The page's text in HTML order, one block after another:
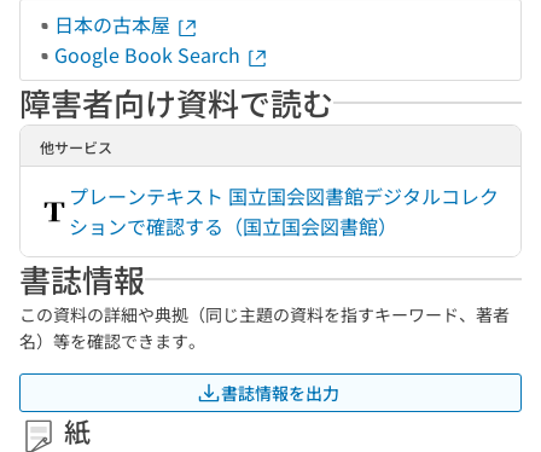
日本の古本屋
Google Book Search
障害者向け資料で読む
他サービス
プレーンテキスト 国立国会図書館デジタルコレク
ションで確認する（国立国会図書館）
書誌情報
この資料の詳細や典拠（同じ主題の資料を指すキーワード、著者
名）等を確認できます。
書誌情報を出力
紙